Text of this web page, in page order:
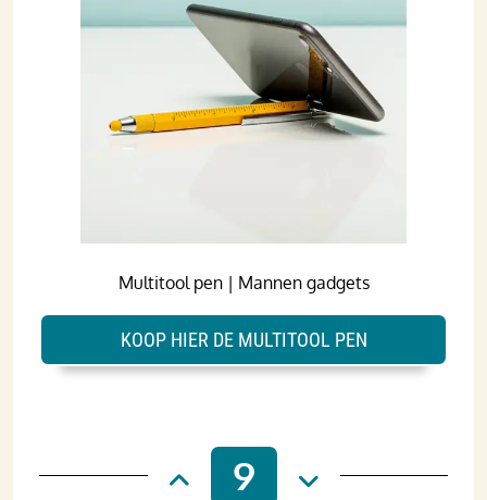
Multitool pen | Mannen gadgets
KOOP HIER DE MULTITOOL PEN
9